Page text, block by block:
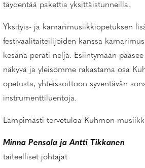
täydentää pakettia yksittäistunneilla.
Yksityis- ja kamarimusiikkiopetuksen
festivaalitaiteilijoiden kanssa
kesänä peräti neljä. Esiintymään
näkyvä ja yleisömme rakastama osa
opetusta, yhteissoittoon syventävän
instrumenttiluentoja.
Lämpimästi tervetuloa Kuhmon
Minna Pensola ja Antti Tikkanen
taiteelliset johtajat